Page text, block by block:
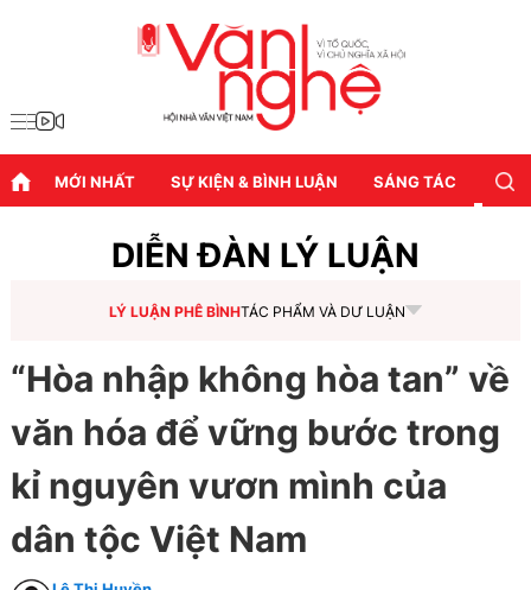
MỚI NHẤT SỰ KIỆN & BÌNH LUẬN SÁNG TÁC
DIỄN ĐÀN LÝ LUẬN
LÝ LUẬN PHÊ BÌNHTÁC PHẨM VÀ DƯ LUẬN
“Hòa nhập không hòa tan” về
văn hóa để vững bước trong
kỉ nguyên vươn mình của
dân tộc Việt Nam